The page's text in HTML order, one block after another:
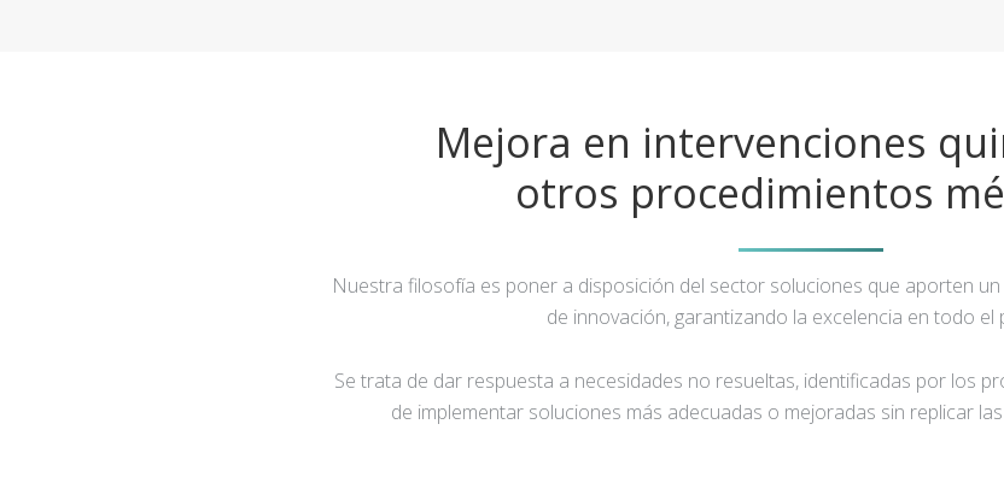
Mejora en intervenciones
otros procedimientos
Nuestra filosofía es poner a disposición del sector soluciones que aporten
de innovación, garantizando la excelencia en todo el
Se trata de dar respuesta a necesidades no resueltas, identificadas por los
de implementar soluciones más adecuadas o mejoradas sin replicar